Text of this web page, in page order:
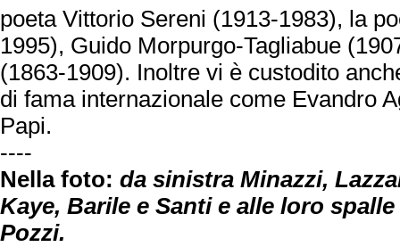
poeta Vittorio Sereni (1913-1983), la
1995), Guido Morpurgo-Tagliabue
(1863-1909). Inoltre vi è custodito
di fama internazionale come Evandro
Papi.
----
Nella foto: da sinistra Minazzi,
Kaye, Barile e Santi e alle loro
Pozzi.